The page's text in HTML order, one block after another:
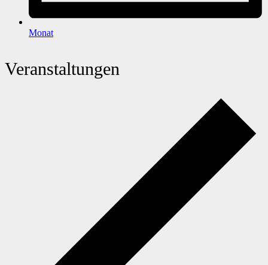
Monat
Veranstaltungen